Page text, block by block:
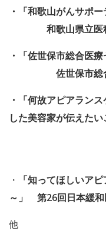
・「和歌山がんサポ
和歌山県立医科
・「佐世保市総
佐世保市総合
・「何故アピアラン
した美容家
長崎
・
「知ってほしいア
～」 第26回日本緩
他